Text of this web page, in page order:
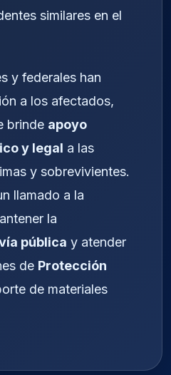
similares en el
y federales han
a los afectados,
brinde apoyo
y legal a las
y sobrevivientes.
llamado a la
la
pública y atender
de Protección
de materiales